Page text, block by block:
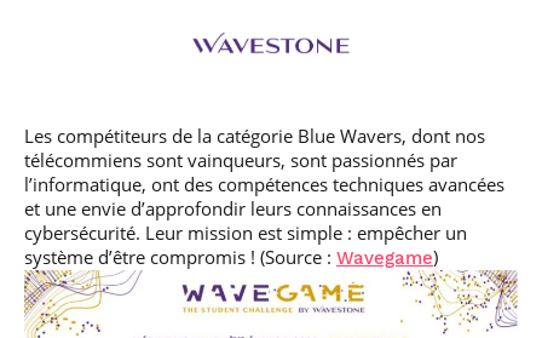
Les compétiteurs de la catégorie Blue Wavers, dont nos
télécommiens sont vainqueurs, sont passionnés par
l’informatique, ont des compétences techniques avancées
et une envie d’approfondir leurs connaissances en
cybersécurité. Leur mission est simple : empêcher un
système d’être compromis ! (Source : Wavegame)